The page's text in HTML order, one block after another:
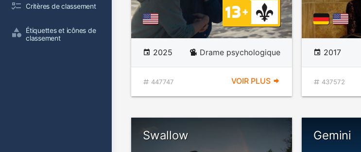
Critères de classement
Étiquettes et icônes de
classement
2025 Drame psychologique
447747 VOIR PLUS
2017
437572
Swallow Gemini